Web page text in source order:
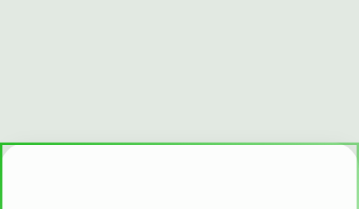
güvenilir mi